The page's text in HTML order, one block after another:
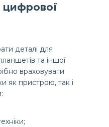
цифрової
деталі для
та іншої
враховувати
як пристрою, так і